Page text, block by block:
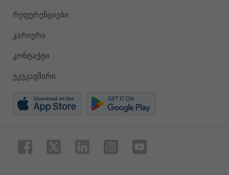
რეფერენციები
კარიერა
კონტაქტი
უკუკავშირი